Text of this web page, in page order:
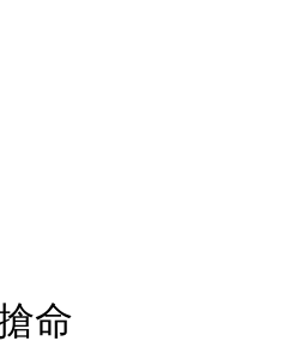
命